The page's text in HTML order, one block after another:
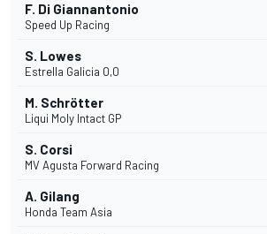
F. Di Giannantonio
Speed Up Racing
S. Lowes
Estrella Galicia 0,0
M. Schrötter
Liqui Moly Intact GP
S. Corsi
MV Agusta Forward Racing
A. Gilang
Honda Team Asia